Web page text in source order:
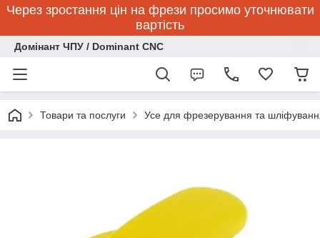
Через зростання цін на фрези просимо уточнювати
вартість
Домінант ЧПУ / Dominant CNC
Товари та послуги Усе для фрезерування та